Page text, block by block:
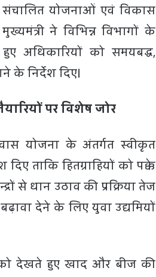
संचालित योजनाओं एवं विकास
ने विभिन्न विभागों के
अधिकारियों को समयबद्ध,
के निर्देश दिए।
पर विशेष जोर
योजना के अंतर्गत स्वीकृत
ताकि हितग्राहियों को पक्के
से धान उठाव की प्रक्रिया तेज
देने के लिए युवा उद्यमियों
देखते हुए खाद और बीज की